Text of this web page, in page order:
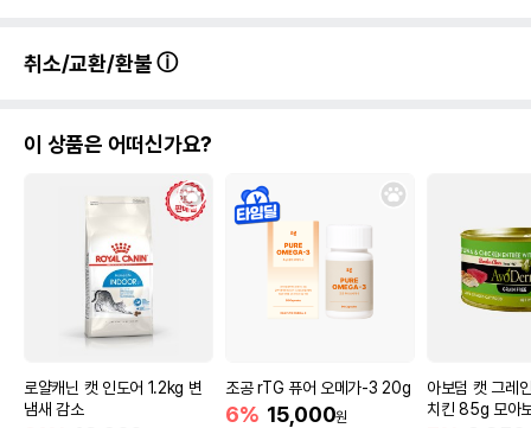
취소/교환/환불
이 상품은 어떠신가요?
로얄캐닌 캣 인도어 1.2kg 변
냄새 감소
조공 rTG 퓨어 오메가-3 20g
6% 15,000원
아보덤 캣 그레
치킨 85g 모아